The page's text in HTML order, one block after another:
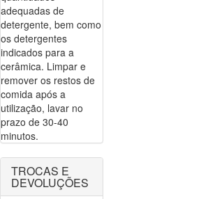
adequadas de
detergente, bem como
os detergentes
indicados para a
cerâmica. Limpar e
remover os restos de
comida após a
utilização, lavar no
prazo de 30-40
minutos.
TROCAS E
DEVOLUÇÕES